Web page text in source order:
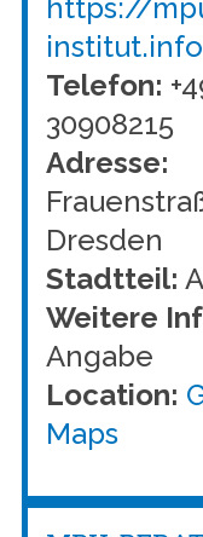
https://
Telefon:
30908215
Adresse:
Dresden
Stadtteil:
Weitere
Angabe
Location:
Maps